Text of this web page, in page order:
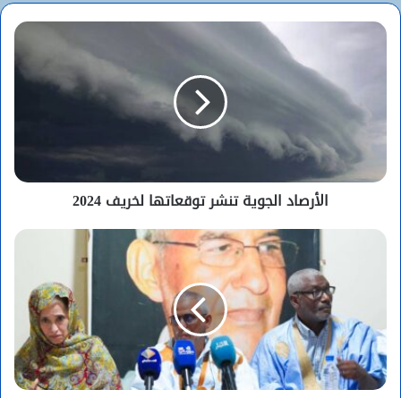
الأرصاد الجوية تنشر توقعاتها لخريف 2024